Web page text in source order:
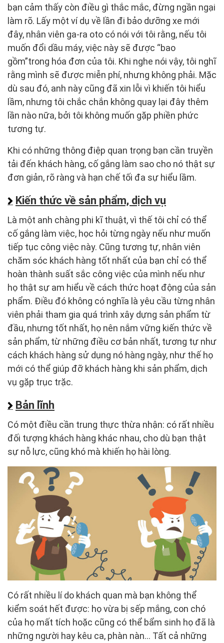
bạn cảm thấy còn điều gì thắc mắc, đừng ngần ngại
làm rõ. Lấy một ví dụ về lần đi bảo dưỡng xe mới
đây, nhân viên ga-ra oto có nói với tôi rằng, nếu tôi
muốn đổi dầu máy, việc này sẽ được “bao
gồm”trong hóa đơn của tôi. Khi nghe nói vậy, tôi nghĩ
rằng mình sẽ được miễn phí, nhưng không phải. Mặc
dù sau đó, anh này cũng đã xin lỗi vì khiến tôi hiểu
lầm, nhưng tôi chắc chắn không quay lại đây thêm
lần nào nữa, bởi tôi không muốn gặp phiền phức
tương tự.
Khi có những thông điệp quan trọng bạn cần truyền
tải đến khách hàng, cố gắng làm sao cho nó thật sự
đơn giản, rõ ràng và hạn chế tối đa sự hiểu lầm.
Kiến thức về sản phẩm, dịch vụ
Là một anh chàng phi kĩ thuật, vì thế tôi chỉ có thể
cố gắng làm việc, học hỏi từng ngày nếu như muốn
tiếp tục công việc này. Cũng tương tự, nhân viên
chăm sóc khách hàng tốt nhất của bạn chỉ có thể
hoàn thành suất sắc công việc của mình nếu như
họ thật sự am hiểu về cách thức hoạt động của sản
phẩm. Điều đó không có nghĩa là yêu cầu từng nhân
viên phải tham gia quá trình xây dựng sản phẩm từ
đầu, nhưng tốt nhất, họ nên nắm vững kiến thức về
sản phẩm, từ những điều cơ bản nhất, tương tự như
cách khách hàng sử dụng nó hàng ngày, như thế họ
mới có thể giúp đỡ khách hàng khi sản phẩm, dịch
vụ gặp trục trặc.
Bản lĩnh
Có một điều cần trung thực thừa nhận: có rất nhiều
đối tượng khách hàng khác nhau, cho dù bạn thật
sự nỗ lực, cũng khó mà khiến họ hài lòng.
Có rất nhiều lí do khách quan mà bạn không thể
kiểm soát hết được: họ vừa bị sếp mắng, con chó
của họ mất tích hoặc cũng có thể bẩm sinh họ đã là
những người hay kêu ca, phàn nàn… Tất cả những